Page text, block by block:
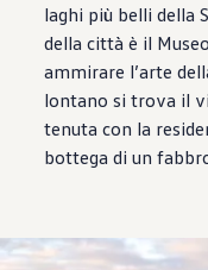
laghi più belli della
della città è il
ammirare l’arte
lontano si trova il
tenuta con la
bottega di un